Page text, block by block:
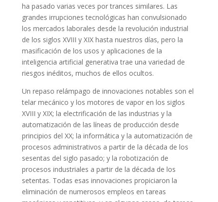
ha pasado varias veces por trances similares. Las
grandes irrupciones tecnológicas han convulsionado
los mercados laborales desde la revolución industrial
de los siglos XVIII y XIX hasta nuestros días, pero la
masificación de los usos y aplicaciones de la
inteligencia artificial generativa trae una variedad de
riesgos inéditos, muchos de ellos ocultos.
Un repaso relámpago de innovaciones notables son el
telar mecánico y los motores de vapor en los siglos
XVIII y XIX; la electrificación de las industrias y la
automatización de las líneas de producción desde
principios del XX; la informática y la automatización de
procesos administrativos a partir de la década de los
sesentas del siglo pasado; y la robotización de
procesos industriales a partir de la década de los
setentas. Todas esas innovaciones propiciaron la
eliminación de numerosos empleos en tareas